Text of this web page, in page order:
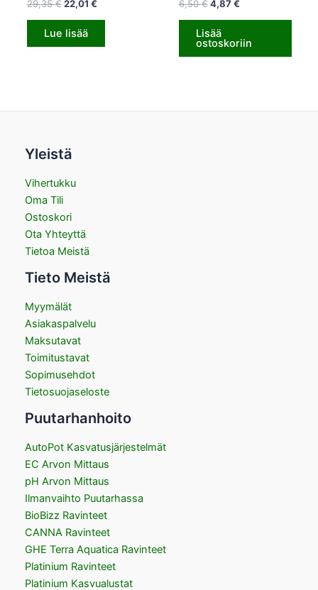
29,35€ 22,01 €
Lue lisää
6,50€ 4,87€
Lisää
ostoskoriin
Yleistä
Vihertukku
Oma Tili
Ostoskori
Ota Yhteyttä
Tietoa Meistä
Tieto Meistä
Myymälät
Asiakaspalvelu
Maksutavat
Toimitustavat
Sopimusehdot
Tietosuojaseloste
Puutarhanhoito
AutoPot Kasvatusjärjestelmät
EC Arvon Mittaus
pH Arvon Mittaus
Ilmanvaihto Puutarhassa
BioBizz Ravinteet
CANNA Ravinteet
GHE Terra Aquatica Ravinteet
Platinium Ravinteet
Platinium Kasvualustat